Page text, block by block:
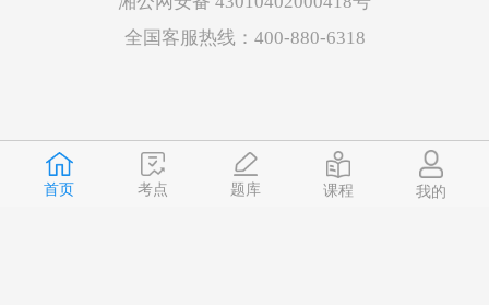
首页 考点 题库 课程 我的
全国客服热线：400-880-6318